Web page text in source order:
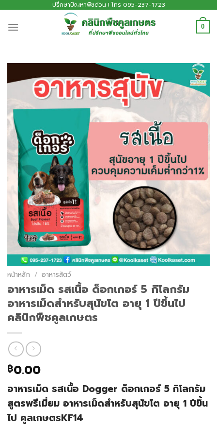
ปรึกษาปัญหาพืชด่วน ! โทร 095-237-1723
0
หน้าหลัก / อาหารสัตว์
อาหารเม็ด รสเนื้อ ด็อกเกอร์ 5 กิโลกรัม
อาหารเม็ดสำหรับสุนัขโต อายุ 1 ปีขึ้นไป
คลินิกพืชคูลเกษตร
฿0.00
อาหารเม็ด รสเนื้อ Dogger ด็อกเกอร์ 5 กิโลกรัม
สูตรพรีเมี่ยม อาหารเม็ดสำหรับสุนัขโต อายุ 1 ปีขึ้น
ไป คูลเกษตรKF14